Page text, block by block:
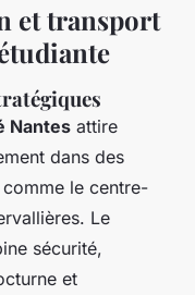
et transport
Nantes attire
dans des
le centre-
Le
sécurité,
et